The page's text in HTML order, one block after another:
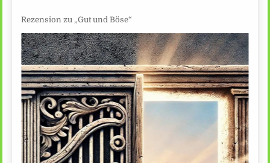
Rezension zu „Gut und Böse“